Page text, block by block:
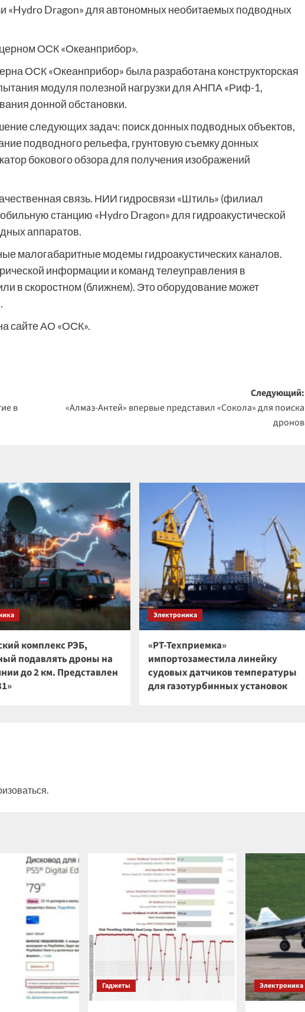
«Hydro Dragon» для автономных необитаемых подводных
ОСК «Океанприбор».
ОСК «Океанприбор» была разработана конструкторская
модуля полезной нагрузки для АНПА «Риф-1,
донной обстановки.
следующих задач: поиск донных подводных объектов,
подводного рельефа, грунтовую съемку донных
бокового обзора для получения изображений
связь. НИИ гидросвязи «Штиль» (филиал
станцию «Hydro Dragon» для гидроакустической
аппаратов.
малогабаритные модемы гидроакустических каналов.
информации и команд телеуправления в
в скоростном (ближнем). Это оборудование может
сайте АО «ОСК».
в
Следующий:
«Алмаз-Антей» впервые представил «Сокола» для поиска
дронов
комплекс РЭБ,
подавлять дроны на
до 2 км. Представлен
Электроника
«РТ-Техприемка»
импортозаместила линейку
судовых датчиков температуры
для газотурбинных установок
.
Гаджеты Электроника